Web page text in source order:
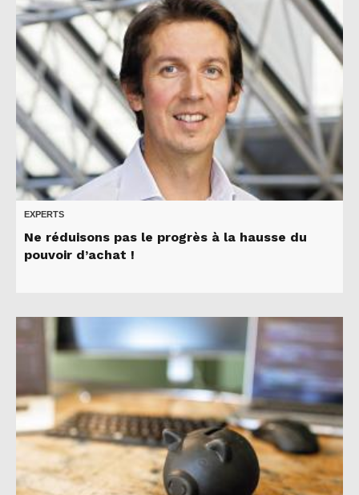
EXPERTS
Ne réduisons pas le progrès à la hausse du
pouvoir d’achat !